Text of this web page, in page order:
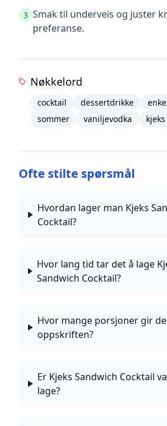
3 Smak til underveis og juster
preferanse.
Nøkkelord
cocktail dessertdrikke
sommer
vaniljevodka kjeks
Ofte stilte spørsmål
Hvordan lager man Kjeks
Cocktail?
Hvor lang tid tar det å lage
Sandwich Cocktail?
Hvor mange porsjoner gir
oppskriften?
Er Kjeks Sandwich Cocktail
lage?